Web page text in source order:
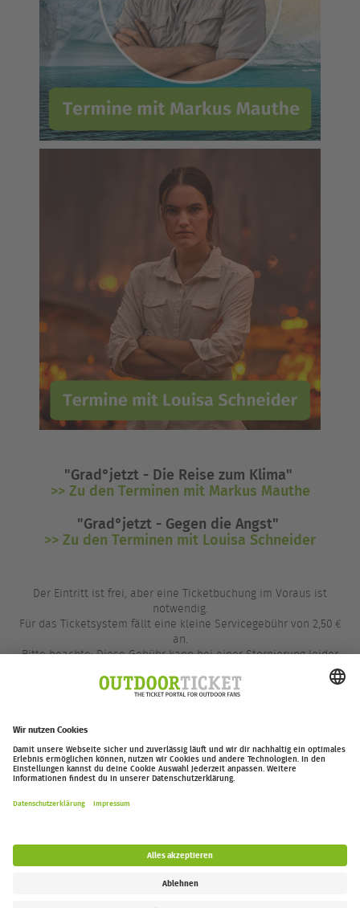
"Grad°jetzt - Die Reise zum Klima"
>> Zu den Terminen mit Markus Mauthe
"Grad°jetzt - Gegen die Angst"
>> Zu den Terminen mit Louisa Schneider
Der Eintritt ist frei, aber eine Ticketbuchung im Voraus ist
notwendig.
Für das Ticketsystem fällt eine kleine Servicegebühr von 2,50 €
an.
Bitte beachte: Diese Gebühr kann bei einer Stornierung leider
outdoor-ticket.net– Ein Projekt von
Barrierefreiheitserklärung